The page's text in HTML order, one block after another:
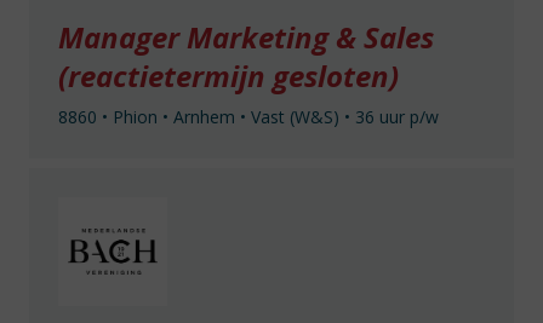
Manager Marketing & Sales
(reactietermijn gesloten)
8860 • Phion • Arnhem • Vast (W&S) • 36 uur p/w